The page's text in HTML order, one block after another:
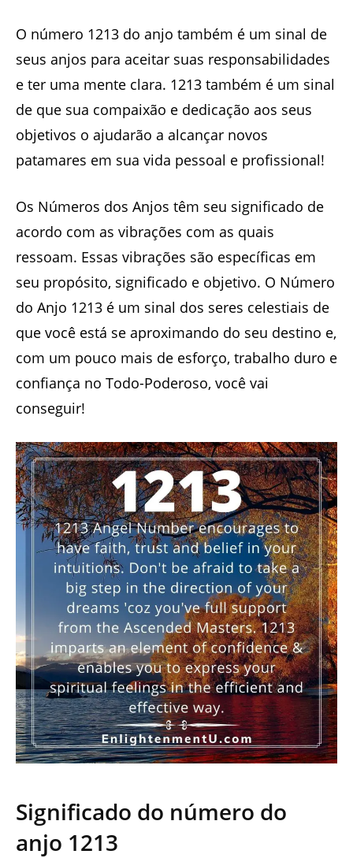
O número 1213 do anjo também é um sinal de
seus anjos para aceitar suas responsabilidades
e ter uma mente clara. 1213 também é um sinal
de que sua compaixão e dedicação aos seus
objetivos o ajudarão a alcançar novos
patamares em sua vida pessoal e profissional!
Os Números dos Anjos têm seu significado de
acordo com as vibrações com as quais
ressoam. Essas vibrações são específicas em
seu propósito, significado e objetivo. O Número
do Anjo 1213 é um sinal dos seres celestiais de
que você está se aproximando do seu destino e,
com um pouco mais de esforço, trabalho duro e
confiança no Todo-Poderoso, você vai
conseguir!
Significado do número do
anjo 1213